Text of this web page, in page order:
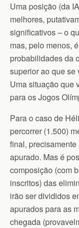
Uma posição (da
melhores,
significativos – o
mas, pelo menos,
probabilidades da
superior ao que se
Uma situação que
para os Jogos
Para o caso de
percorrer (1.500)
final, precisamente
apurado. Mas é
composição (com
inscritos) das
irão ser divididos
apurados para as
chegada